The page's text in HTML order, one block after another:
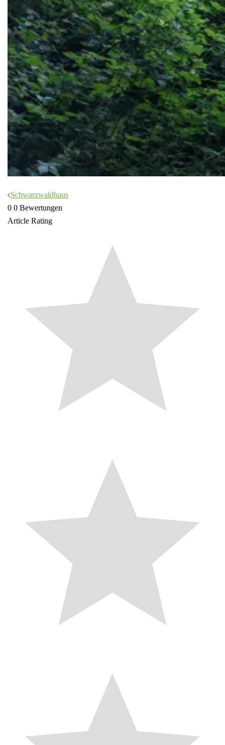
Beitragsnavigation
Schwarzwaldhaus
0 0 Bewertungen
Article Rating